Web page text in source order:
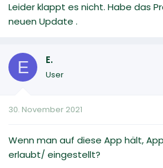
Leider klappt es nicht. Habe das
neuen Update .
E E.
User
30. November 2021
Wenn man auf diese App hält,
erlaubt/ eingestellt?